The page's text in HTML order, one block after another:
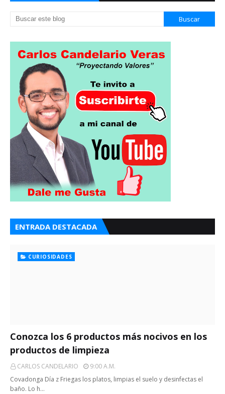
ENTRADA DESTACADA
CURIOSIDADES
Conozca los 6 productos más nocivos en los
productos de limpieza
CARLOS CANDELARIO
9:00 A.m.
Covadonga Día z Friegas los platos, limpias el suelo y desinfectas el
baño. Lo h…